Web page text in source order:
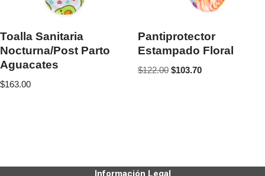
Toalla Sanitaria
Nocturna/Post Parto
Aguacates
$163.00
Pantiprotector
Estampado Floral
$122.00 $103.70